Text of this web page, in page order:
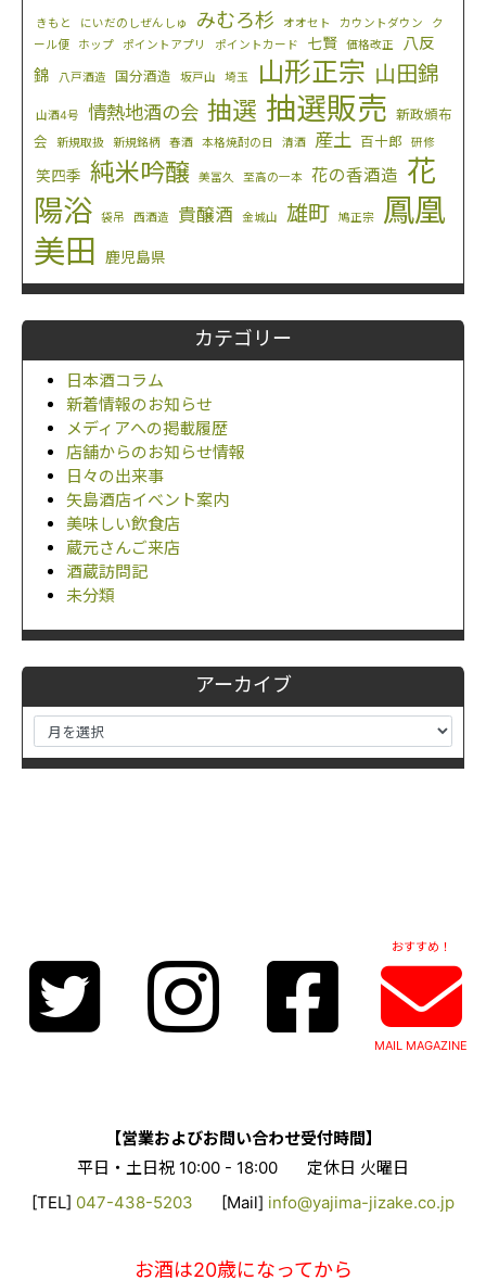
きもと にいだのしぜんしゅ みむろ杉 オオセト カウントダウン
ク
ール便
ホップ ポイントアプリ ポイントカード 七賢 価格改正
八反
錦
八戸酒造 国分酒造 坂戸山 埼玉 山形正宗 山田錦
山酒4号 情熱地酒の会 抽選 抽選販売 新政頒布
会
新規取扱 新規銘柄 春酒 本格焼酎の日 清酒 産土 百十郎 研修
笑四季 純米吟醸 美冨久 至高の一本 花の香酒造 花
陽浴
袋吊 西酒造 貴醸酒 金城山 雄町 鳩正宗
鳳凰
美田
鹿児島県
カテゴリー
日本酒コラム
新着情報のお知らせ
メディアへの掲載履歴
店舗からのお知らせ情報
日々の出来事
矢島酒店イベント案内
美味しい飲食店
蔵元さんご来店
酒蔵訪問記
未分類
アーカイブ
おすすめ！
MAIL MAGAZINE
【営業およびお問い合わせ受付時間】
平日・土日祝 10:00 - 18:00
定休日 火曜日
[TEL] 047-438-5203 [Mail] info@yajima-jizake.co.jp
お酒は20歳になってから